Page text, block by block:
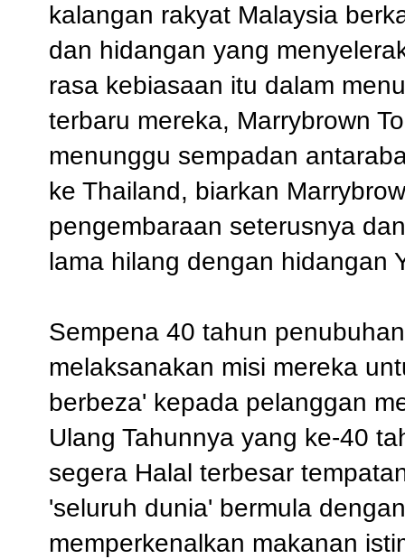
kalangan rakyat Malaysia
dan hidangan yang
rasa kebiasaan itu dalam
terbaru mereka, Marrybrown
menunggu sempadan
ke Thailand, biarkan
pengembaraan seterusnya
lama hilang dengan hidangan
Sempena 40 tahun
melaksanakan misi mereka
berbeza' kepada pelanggan
Ulang Tahunnya yang ke-40
segera Halal terbesar
'seluruh dunia' bermula
memperkenalkan makanan